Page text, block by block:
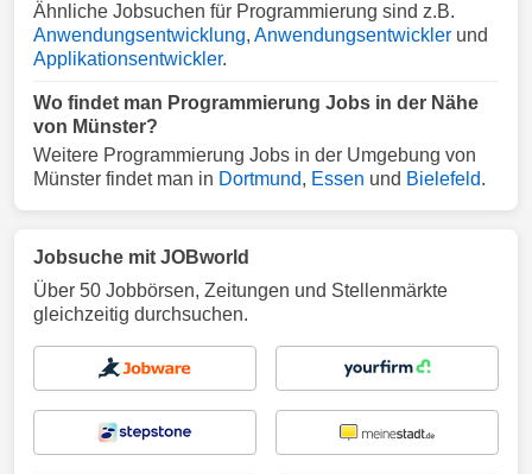
Ähnliche Jobsuchen für Programmierung sind z.B.
Anwendungsentwicklung, Anwendungsentwickler und
Applikationsentwickler.
Wo findet man Programmierung Jobs in der Nähe
von Münster?
Weitere Programmierung Jobs in der Umgebung von
Münster findet man in Dortmund, Essen und Bielefeld.
Jobsuche mit JOBworld
Über 50 Jobbörsen, Zeitungen und Stellenmärkte
gleichzeitig durchsuchen.